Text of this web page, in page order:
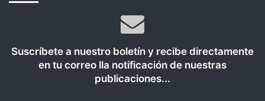
Suscríbete a nuestro boletín y recibe directamente
en tu correo lla notificación de nuestras
publicaciones...